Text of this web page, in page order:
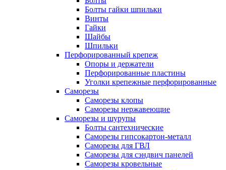
Болты гайки шпильки
Винты
Гайки
Шайбы
Шпильки
Перфорированный крепеж
Опоры и держатели
Перфорированные пластины
Уголки крепежные перфорированные
Саморезы
Саморезы клопы
Саморезы нержавеющие
Саморезы и шурупы
Болты сантехнические
Саморезы гипсокартон-металл
Саморезы для ГВЛ
Саморезы для сэндвич панелей
Саморезы кровельные